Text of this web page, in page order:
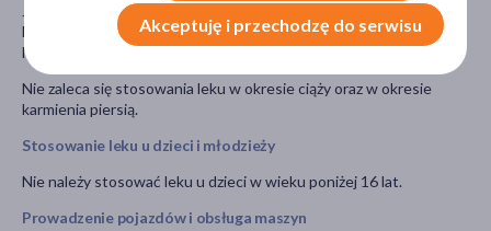
Jeśli pacjentka jest w ciąży lub karmi piersią, przypuszcza, że może
być w ciąży, lub gdy planuje mieć dziecko, powinna poradzić się
lekarza lub farmaceuty przed zastosowaniem tego leku.
Nie zaleca się stosowania leku w okresie ciąży oraz w okresie
karmienia piersią.
Stosowanie leku u dzieci i młodzieży
Nie należy stosować leku u dzieci w wieku poniżej 16 lat.
Prowadzenie pojazdów i obsługa maszyn
Akceptuję i przechodzę do serwisu